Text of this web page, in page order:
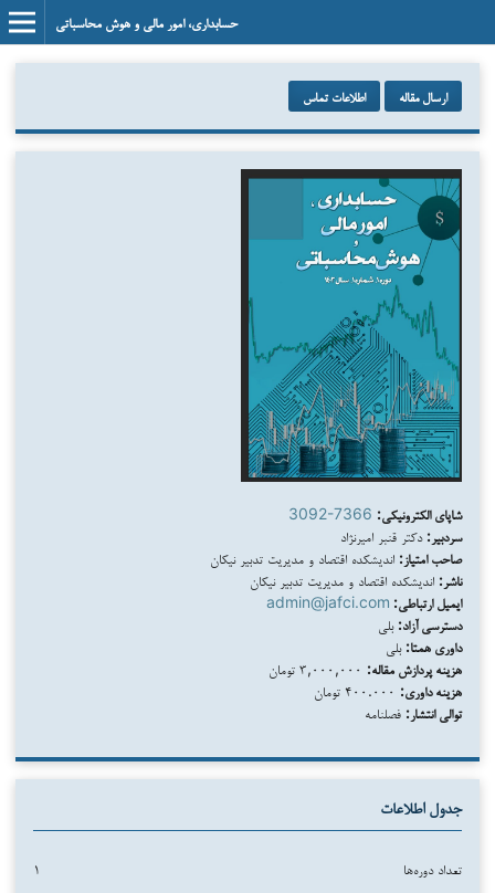
حسابداری، امور مالی و هوش محاسباتی
ارسال مقاله اطلاعات تماس
شاپای الکترونیکی: 3092-7366
سردبیر: دکتر قنبر امیرنژاد
صاحب امتیاز: اندیشکده اقتصاد و مدیریت تدبیر نیکان
ناشر: اندیشکده اقتصاد و مدیریت تدبیر نیکان
ایمیل ارتباطی: admin@jafci.com
دسترسی آزاد: بلی
داوری همتا: بلی
هزینه پردازش مقاله:
هزینه داوری:
توالی انتشار: فصلنامه
جدول اطلاعات
تعداد دوره‌ها ۱